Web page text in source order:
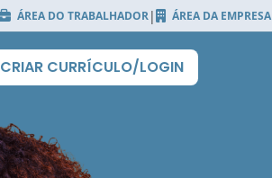
ÁREA DO TRABALHADOR| ÁREA DA EMPRESA
CRIAR CURRÍCULO/LOGIN